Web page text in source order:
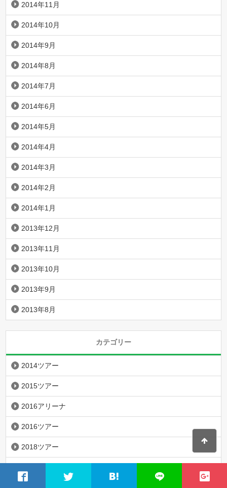
2014年11月
2014年10月
2014年9月
2014年8月
2014年7月
2014年6月
2014年5月
2014年4月
2014年3月
2014年2月
2014年1月
2013年12月
2013年11月
2013年10月
2013年9月
2013年8月
カテゴリー
2014ツアー
2015ツアー
2016アリーナ
2016ツアー
2018ツアー